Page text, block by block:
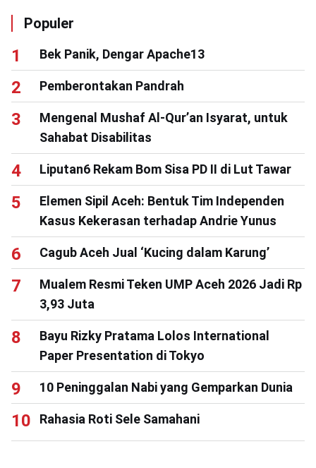
Populer
Bek Panik, Dengar Apache13
Pemberontakan Pandrah
Mengenal Mushaf Al-Qur’an Isyarat, untuk
Sahabat Disabilitas
Liputan6 Rekam Bom Sisa PD II di Lut Tawar
Elemen Sipil Aceh: Bentuk Tim Independen
Kasus Kekerasan terhadap Andrie Yunus
Cagub Aceh Jual ‘Kucing dalam Karung’
Mualem Resmi Teken UMP Aceh 2026 Jadi Rp
3,93 Juta
Bayu Rizky Pratama Lolos International
Paper Presentation di Tokyo
10 Peninggalan Nabi yang Gemparkan Dunia
Rahasia Roti Sele Samahani